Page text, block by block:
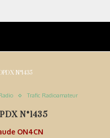
N°1435
Trafic Radioamateur
N°1435
ON4CN